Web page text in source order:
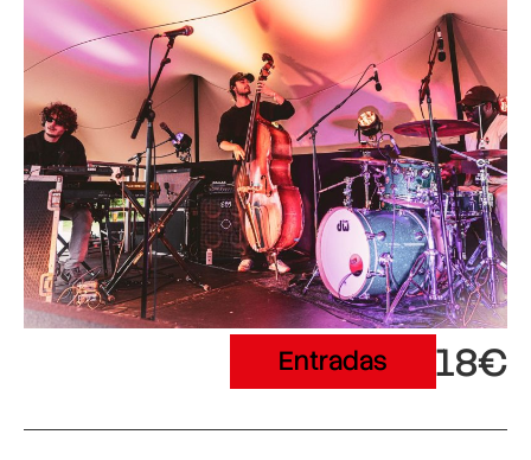
Entradas 18€